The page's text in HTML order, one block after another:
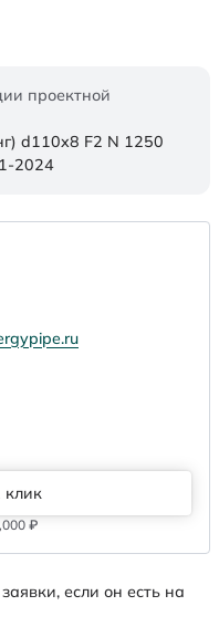
проектной
d110x8 F2 N 1250
2024
клик
₽
если он есть на